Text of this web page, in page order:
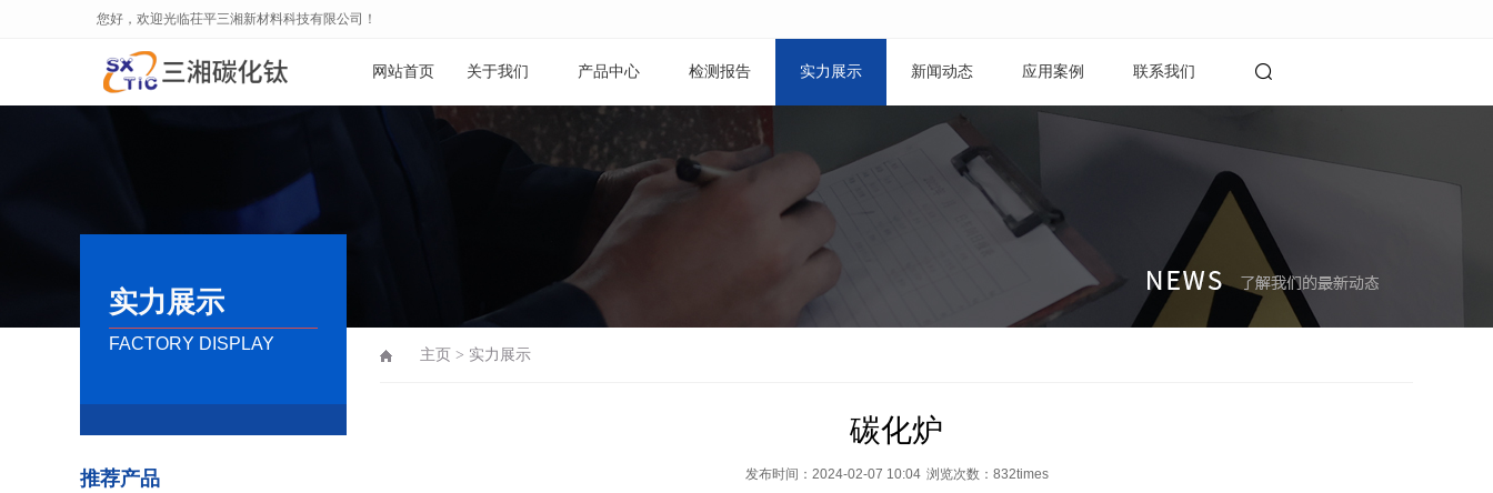
您好，欢迎光临茌平三湘新材料科技有限公司！
网站首页 关于我们 产品中心 检测报告 实力展示 新闻动态 应用案例 联系我们
实力展示
FACTORY DISPLAY
推荐产品
主页 > 实力展示
碳化炉
发布时间：2024-02-07 10:04 浏览次数： 832times